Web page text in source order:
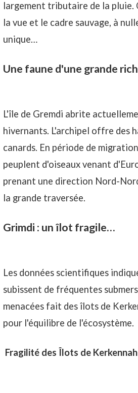
largement tributaire de la pluie.
la vue et le cadre sauvage, à
unique…
Une faune d'une grande
L'île de Gremdi abrite
hivernants. L'archipel offre des
canards. En période de
peuplent d'oiseaux venant
prenant une direction Nord-
la grande traversée.
Grimdi : un îlot fragile…
Les données scientifiques
subissent de fréquentes
menacées fait des îlots de
pour l'équilibre de l'écosystème.
Fragilité des Îlots de